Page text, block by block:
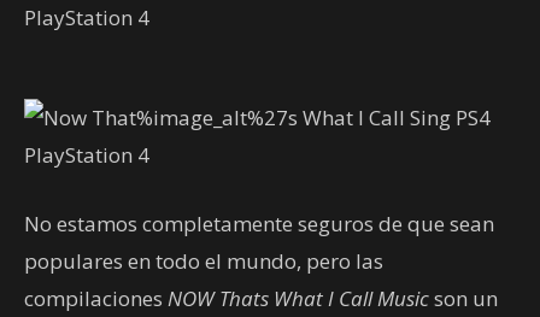
No estamos completamente seguros de que sean
populares en todo el mundo, pero las
compilaciones NOW Thats What I Call Musicson un